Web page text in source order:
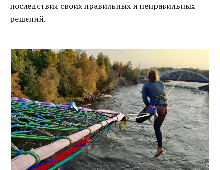
последствия своих правильных и неправильных
решений.